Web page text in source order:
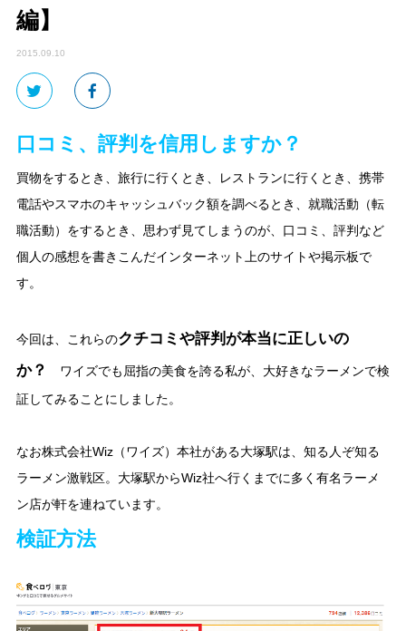
編】
2015.09.10
口コミ、評判を信用しますか？
買物をするとき、旅行に行くとき、レストランに行くとき、携帯
電話やスマホのキャッシュバック額を調べるとき、就職活動（転
職活動）をするとき、思わず見てしまうのが、口コミ、評判など
個人の感想を書きこんだインターネット上のサイトや掲示板で
す。
今回は、これらのクチコミや評判が本当に正しいの
か？
ワイズでも屈指の美食を誇る私が、大好きなラーメンで検
証してみることにしました。
なお株式会社Wiz（ワイズ）本社がある大塚駅は、知る人ぞ知る
ラーメン激戦区。大塚駅からWiz社へ行くまでに多く有名ラーメ
ン店が軒を連ねています。
検証方法